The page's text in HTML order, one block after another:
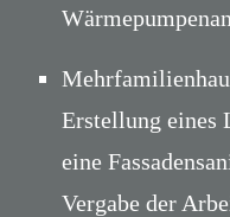
Erstellung eines
eine
Vergabe der